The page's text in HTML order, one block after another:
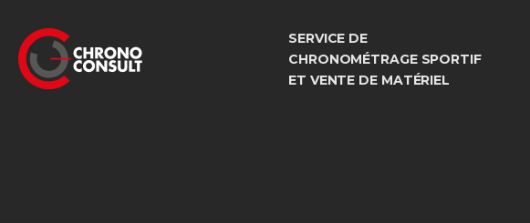
SERVICE DE
CHRONOMÉTRAGE SPORTIF
ET VENTE DE MATÉRIEL